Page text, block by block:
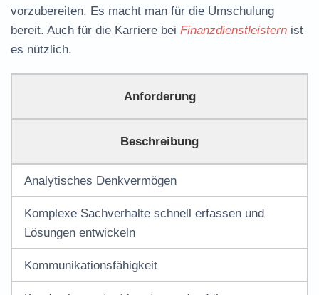
vorzubereiten. Es macht man für die Umschulung
bereit. Auch für die Karriere bei Finanzdienstleistern ist
es nützlich.
Anforderung
Beschreibung
Analytisches Denkvermögen
Komplexe Sachverhalte schnell erfassen und
Lösungen entwickeln
Kommunikationsfähigkeit